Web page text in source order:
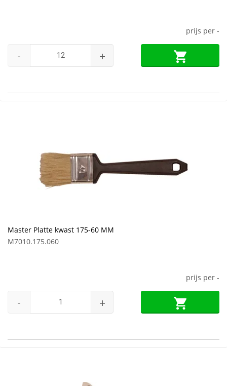
prijs per -
- +
Master Platte kwast 175-60 MM
M7010.175.060
prijs per -
- +